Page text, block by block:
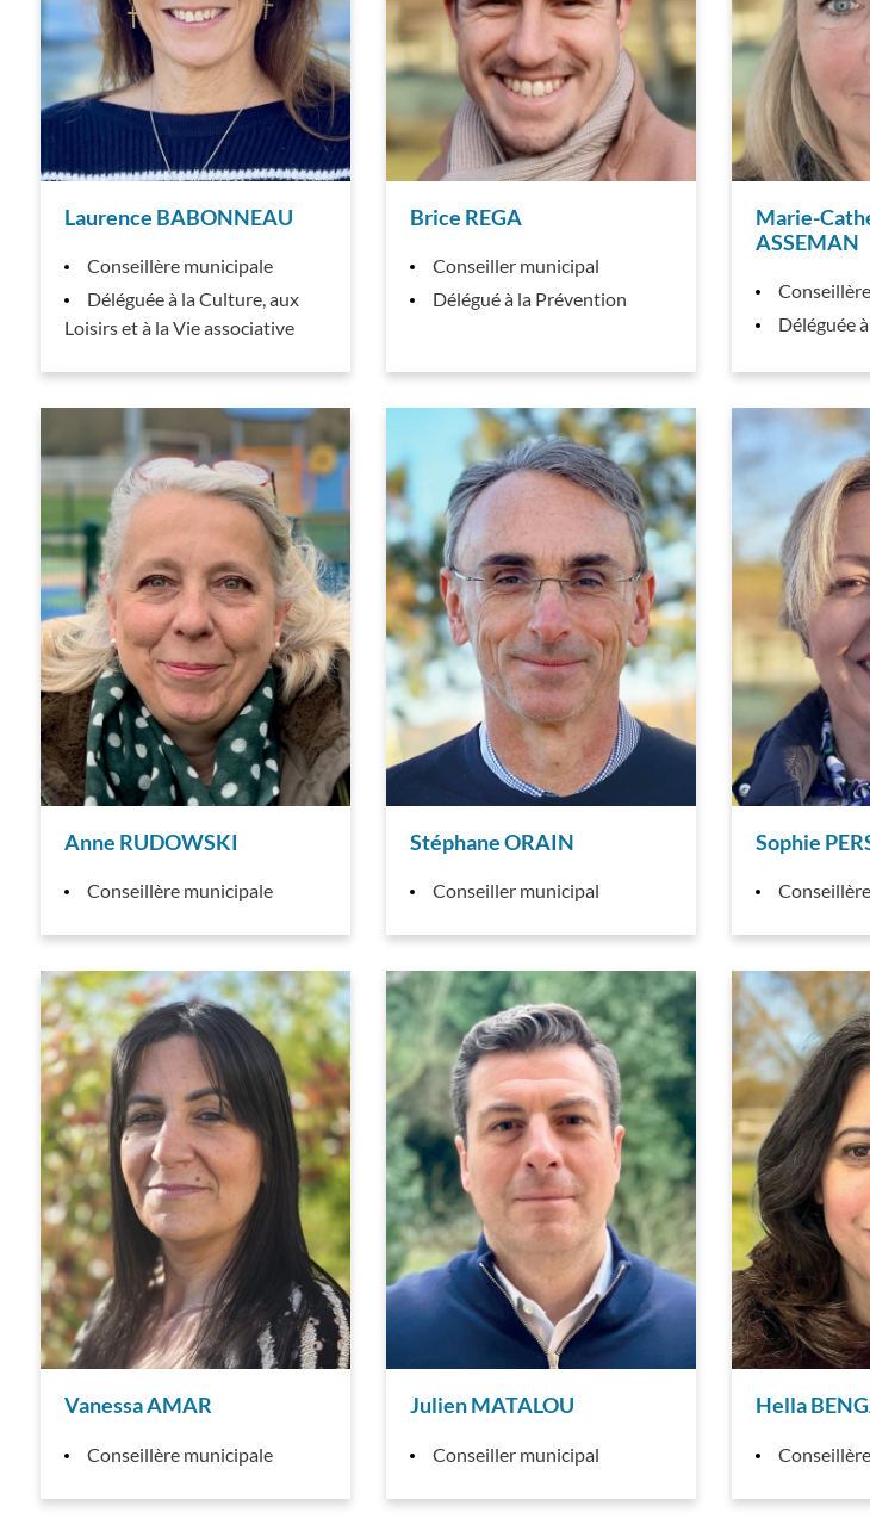
Laurence BABONNEAU
Conseillère municipale
Déléguée à la Culture, aux
Loisirs et à la Vie associative
Brice REGA
Conseiller municipal
Délégué à la Prévention
Marie-
ASSEMAN
Déléguée
Anne RUDOWSKI
Conseillère municipale
Stéphane ORAIN
Conseiller municipal
Sophie
Vanessa AMAR
Conseillère municipale
Julien MATALOU
Conseiller municipal
Hella